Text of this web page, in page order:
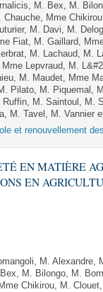
M. Bex, M.
Mme
M. Davi, M.
Fiat, M. Gaillard,
M. Lachaud, M.
Lepvraud, M.
M. Maudet, Mme
Pilato, M. Piquemal,
M. Saintoul, M.
M. Tavel, M.
et renouvellement
EN MATIÈRE
EN
M. Alexandre,
M. Bilongo, M.
Chikirou, M.